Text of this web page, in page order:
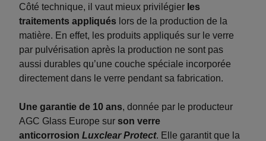
Côté technique, il vaut mieux privilégier les
traitements appliqués lors de la production de la
matière. En effet, les produits appliqués sur le verre
par pulvérisation après la production ne sont pas
aussi durables qu’une couche spéciale incorporée
directement dans le verre pendant sa fabrication.
Une garantie de 10 ans, donnée par le producteur
AGC Glass Europe sur son verre
anticorrosion Luxclear Protect. Elle garantit que la